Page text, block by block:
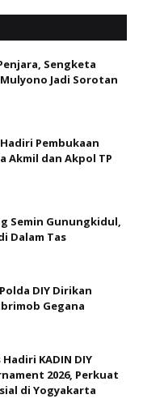
Sengketa
Jadi Sorotan
Pembukaan
dan Akpol TP
Semin Gunungkidul,
Dalam Tas
DIY Dirikan
Gegana
KADIN DIY
2026, Perkuat
di Yogyakarta